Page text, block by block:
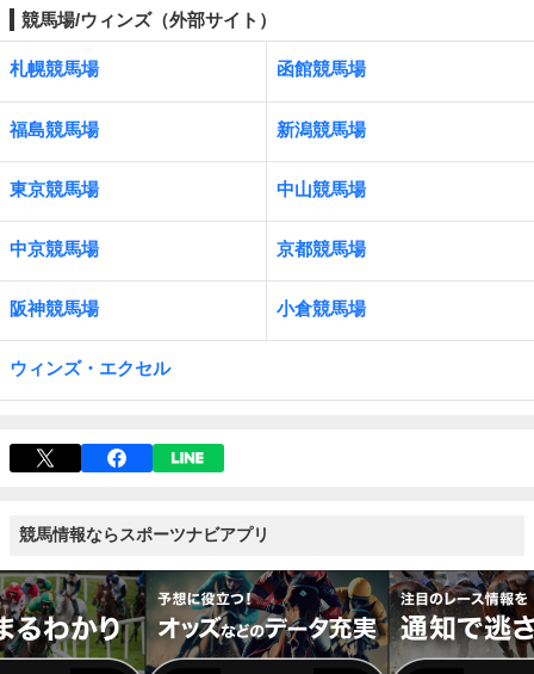
競馬場/ウィンズ（外部サイト）
札幌競馬場 函館競馬場
福島競馬場 新潟競馬場
東京競馬場 中山競馬場
中京競馬場 京都競馬場
阪神競馬場 小倉競馬場
ウィンズ・エクセル
競馬情報ならスポーツナビアプリ